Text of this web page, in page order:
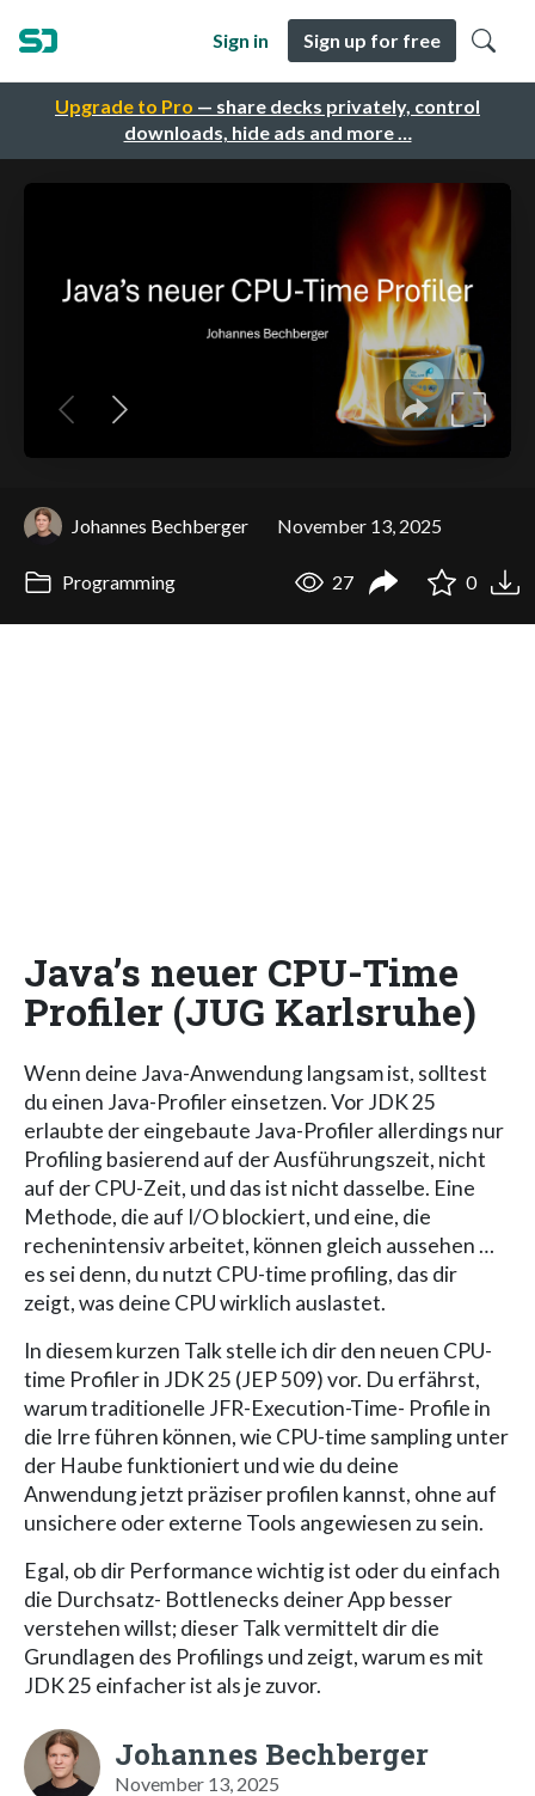
Upgrade to Pro — share decks privately, control
downloads, hide ads and more …
Sign in Sign up for free
Johannes Bechberger November 13, 2025
Programming 27 0
Java’s neuer CPU-Time
Profiler (JUG Karlsruhe)
Wenn deine Java-Anwendung langsam ist, solltest
du einen Java-Profiler einsetzen. Vor JDK 25
erlaubte der eingebaute Java-Profiler allerdings nur
Profiling basierend auf der Ausführungszeit, nicht
auf der CPU-Zeit, und das ist nicht dasselbe. Eine
Methode, die auf I/O blockiert, und eine, die
rechenintensiv arbeitet, können gleich aussehen …
es sei denn, du nutzt CPU-time profiling, das dir
zeigt, was deine CPU wirklich auslastet.
In diesem kurzen Talk stelle ich dir den neuen CPU-
time Profiler in JDK 25 (JEP 509) vor. Du erfährst,
warum traditionelle JFR-Execution-Time- Profile in
die Irre führen können, wie CPU-time sampling unter
der Haube funktioniert und wie du deine
Anwendung jetzt präziser profilen kannst, ohne auf
unsichere oder externe Tools angewiesen zu sein.
Egal, ob dir Performance wichtig ist oder du einfach
die Durchsatz- Bottlenecks deiner App besser
verstehen willst; dieser Talk vermittelt dir die
Grundlagen des Profilings und zeigt, warum es mit
JDK 25 einfacher ist als je zuvor.
Johannes Bechberger
November 13, 2025